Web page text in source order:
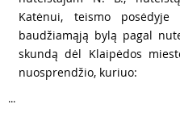
Katėnui, teismo posėdyje
baudžiamąją bylą pagal
skundą dėl Klaipėdos
nuosprendžio, kuriuo:
...